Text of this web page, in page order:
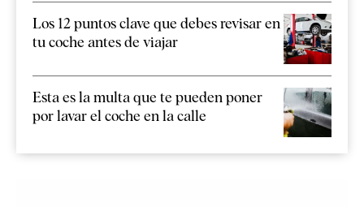
Los 12 puntos clave que debes revisar en
tu coche antes de viajar
Esta es la multa que te pueden poner
por lavar el coche en la calle